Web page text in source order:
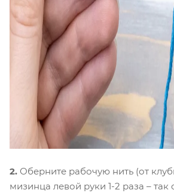
2. Оберните рабочую нить (от
мизинца левой руки 1-2 раза – так